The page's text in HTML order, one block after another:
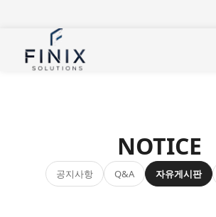
NOTICE
공지사항 Q&A 자유게시판